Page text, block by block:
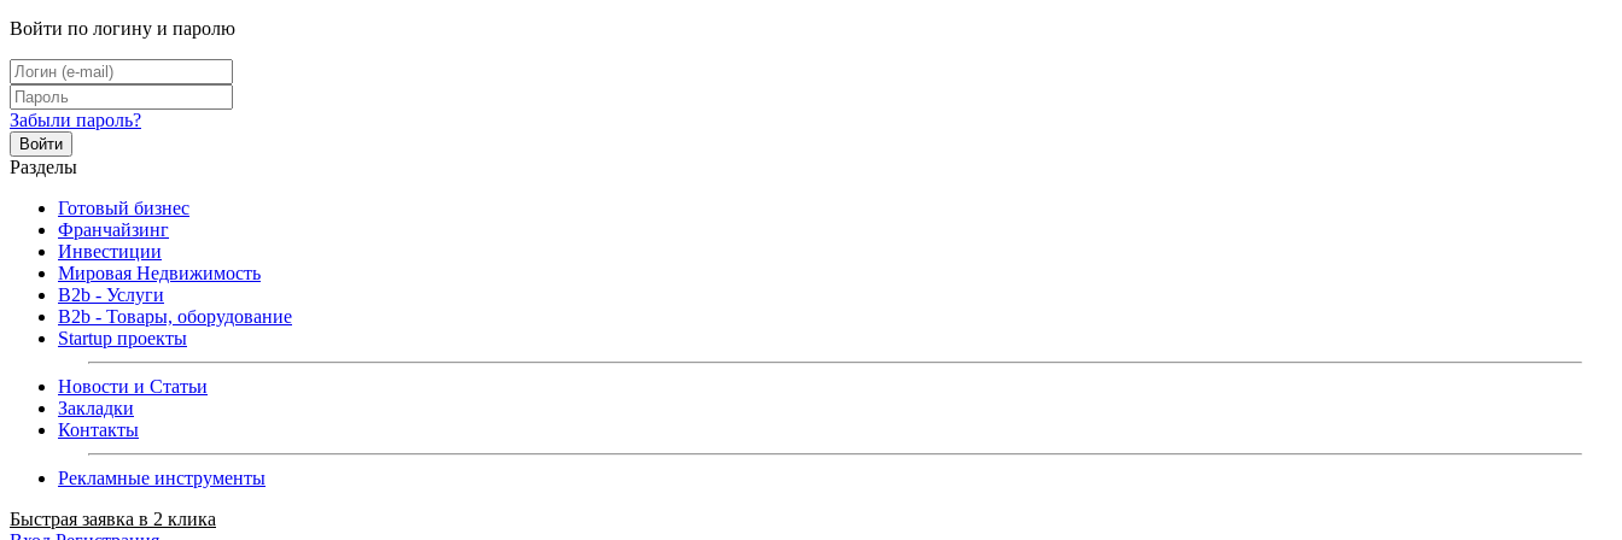
Войти по логину и паролю
Забыли пароль?
Войти
Разделы
Готовый бизнес
Франчайзинг
Инвестиции
Мировая Недвижимость
B2b - Услуги
B2b - Товары, оборудование
Startup проекты
Новости и Статьи
Закладки
Контакты
Рекламные инструменты
Быстрая заявка в 2 клика